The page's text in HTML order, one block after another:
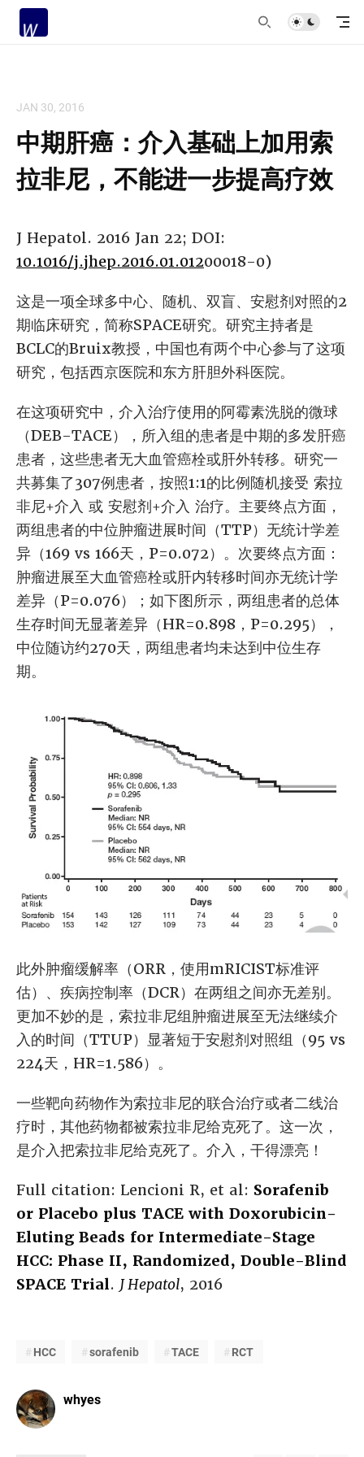
JAN 30, 2016
中期肝癌：介入基础上加用索
拉非尼，不能进一步提高疗效
J Hepatol. 2016 Jan 22; DOI:
10.1016/j.jhep.2016.01.01200018-0)
这是一项全球多中心、随机、双盲、安慰剂对照的2
期临床研究，简称SPACE研究。研究主持者是
BCLC的Bruix教授，中国也有两个中心参与了这项
研究，包括西京医院和东方肝胆外科医院。
在这项研究中，介入治疗使用的阿霉素洗脱的微球
（DEB-TACE），所入组的患者是中期的多发肝癌
患者，这些患者无大血管癌栓或肝外转移。研究一
共募集了307例患者，按照1:1的比例随机接受 索拉
非尼+介入 或 安慰剂+介入 治疗。主要终点方面，
两组患者的中位肿瘤进展时间（TTP）无统计学差
异（169 vs 166天，P=0.072）。次要终点方面：
肿瘤进展至大血管癌栓或肝内转移时间亦无统计学
差异（P=0.076）；如下图所示，两组患者的总体
生存时间无显著差异（HR=0.898，P=0.295），
中位随访约270天，两组患者均未达到中位生存
期。
此外肿瘤缓解率（ORR，使用mRICIST标准评
估）、疾病控制率（DCR）在两组之间亦无差别。
更加不妙的是，索拉非尼组肿瘤进展至无法继续介
入的时间（TTUP）显著短于安慰剂对照组（95 vs
224天，HR=1.586）。
一些靶向药物作为索拉非尼的联合治疗或者二线治
疗时，其他药物都被索拉非尼给克死了。这一次，
是介入把索拉非尼给克死了。介入，干得漂亮！
Full citation: Lencioni R, et al: Sorafenib
or Placebo plus TACE with Doxorubicin-
Eluting Beads for Intermediate-Stage
HCC: Phase II, Randomized, Double-Blind
SPACE Trial. J Hepatol, 2016
HCC sorafenib TACE RCT
whyes